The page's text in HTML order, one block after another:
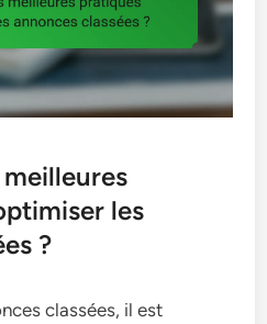
les
?
classées, il est